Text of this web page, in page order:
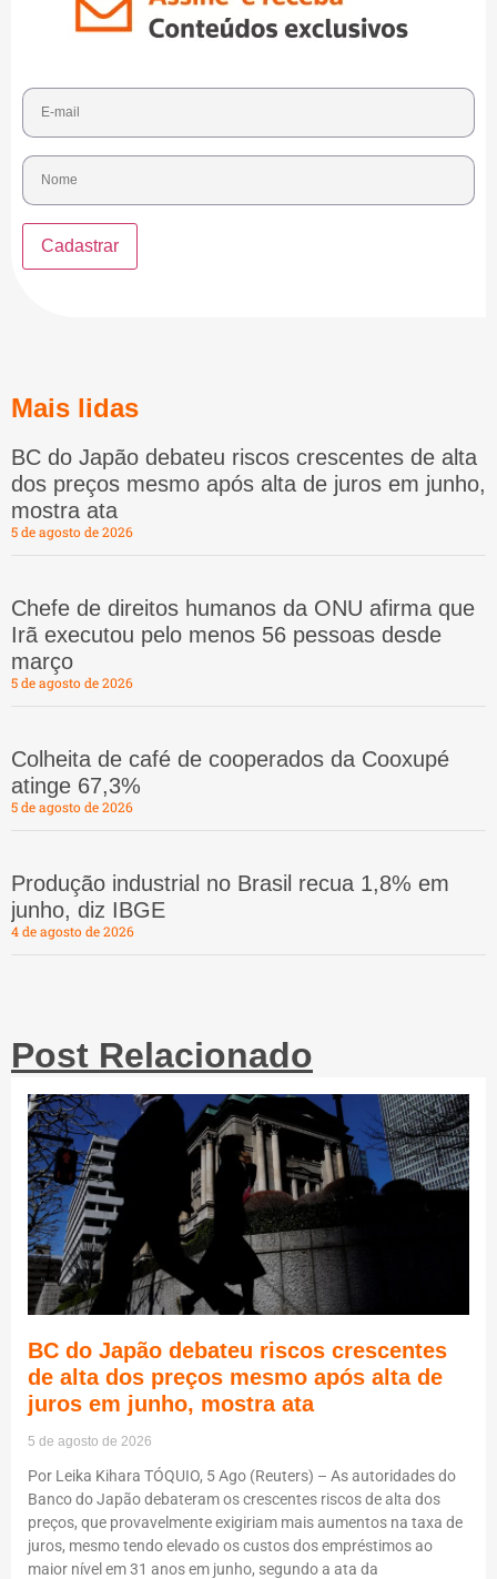
Mais lidas
BC do Japão debateu riscos crescentes de alta
dos preços mesmo após alta de juros em junho,
mostra ata
5 de agosto de 2026
Chefe de direitos humanos da ONU afirma que
Irã executou pelo menos 56 pessoas desde
março
5 de agosto de 2026
Colheita de café de cooperados da Cooxupé
atinge 67,3%
5 de agosto de 2026
Produção industrial no Brasil recua 1,8% em
junho, diz IBGE
4 de agosto de 2026
Post Relacionado
BC do Japão debateu riscos crescentes
de alta dos preços mesmo após alta de
juros em junho, mostra ata
5 de agosto de 2026
Por Leika Kihara TÓQUIO, 5 Ago (Reuters) – As autoridades do
Banco do Japão debateram os crescentes riscos de alta dos
preços, que provavelmente exigiriam mais aumentos na taxa de
juros, mesmo tendo elevado os custos dos empréstimos ao
maior nível em 31 anos em junho, segundo a ata da